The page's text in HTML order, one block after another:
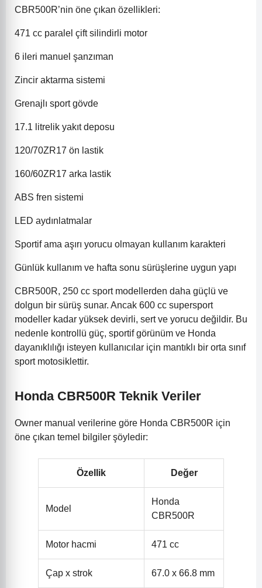
CBR500R’nin öne çıkan özellikleri:
471 cc paralel çift silindirli motor
6 ileri manuel şanzıman
Zincir aktarma sistemi
Grenajlı sport gövde
17.1 litrelik yakıt deposu
120/70ZR17 ön lastik
160/60ZR17 arka lastik
ABS fren sistemi
LED aydınlatmalar
Sportif ama aşırı yorucu olmayan kullanım karakteri
Günlük kullanım ve hafta sonu sürüşlerine uygun yapı
CBR500R, 250 cc sport modellerden daha güçlü ve
dolgun bir sürüş sunar. Ancak 600 cc supersport
modeller kadar yüksek devirli, sert ve yorucu değildir. Bu
nedenle kontrollü güç, sportif görünüm ve Honda
dayanıklılığı isteyen kullanıcılar için mantıklı bir orta sınıf
sport motosiklettir.
Honda CBR500R Teknik Veriler
Owner manual verilerine göre Honda CBR500R için
öne çıkan temel bilgiler şöyledir:
Özellik Değer
Model
Honda
CBR500R
Motor hacmi 471 cc
Çap x strok 67.0 x 66.8 mm